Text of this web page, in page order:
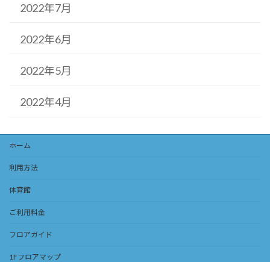
2022年7月
2022年6月
2022年5月
2022年4月
ホーム
利用方法
体育館
ご利用料金
フロアガイド
1Fフロアマップ